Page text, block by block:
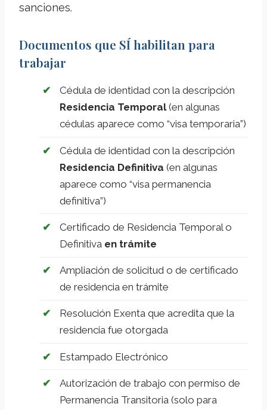
sanciones.
Documentos que SÍ habilitan para
trabajar
Cédula de identidad con la descripción
Residencia Temporal(en algunas
cédulas aparece como “visa temporaria”)
Cédula de identidad con la descripción
Residencia Definitiva (en algunas
aparece como “visa permanencia
definitiva”)
Certificado de Residencia Temporal o
Definitiva en trámite
Ampliación de solicitud o de certificado
de residencia en trámite
Resolución Exenta que acredita que la
residencia fue otorgada
Estampado Electrónico
Autorización de trabajo con permiso de
Permanencia Transitoria (solo para